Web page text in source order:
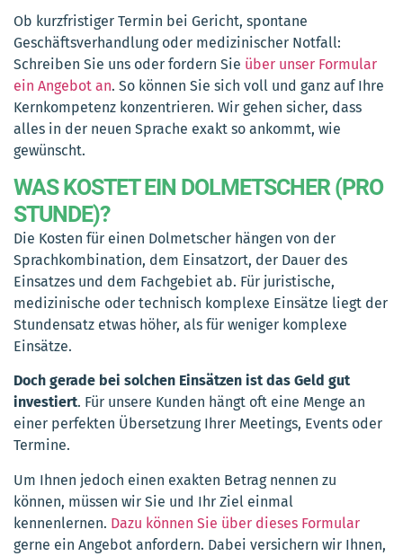
Ob kurzfristiger Termin bei Gericht, spontane
Geschäftsverhandlung oder medizinischer Notfall:
Schreiben Sie uns oder fordern Sie über unser Formular
ein Angebot an. So können Sie sich voll und ganz auf Ihre
Kernkompetenz konzentrieren. Wir gehen sicher, dass
alles in der neuen Sprache exakt so ankommt, wie
gewünscht.
WAS KOSTET EIN DOLMETSCHER (PRO
STUNDE)?
Die Kosten für einen Dolmetscher hängen von der
Sprachkombination, dem Einsatzort, der Dauer des
Einsatzes und dem Fachgebiet ab. Für juristische,
medizinische oder technisch komplexe Einsätze liegt der
Stundensatz etwas höher, als für weniger komplexe
Einsätze.
Doch gerade bei solchen Einsätzen ist das Geld gut
investiert. Für unsere Kunden hängt oft eine Menge an
einer perfekten Übersetzung Ihrer Meetings, Events oder
Termine.
Um Ihnen jedoch einen exakten Betrag nennen zu
können, müssen wir Sie und Ihr Ziel einmal
kennenlernen. Dazu können Sie über dieses Formular
gerne ein Angebot anfordern. Dabei versichern wir Ihnen,